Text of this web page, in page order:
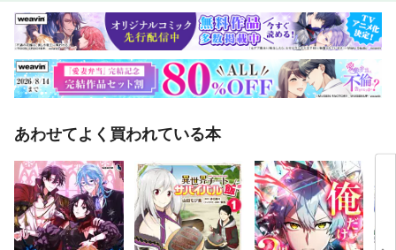
あわせてよく買われている本